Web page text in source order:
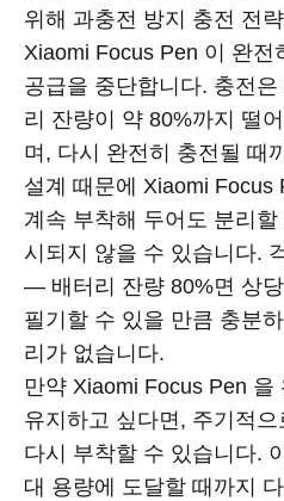
위해 과충전 방지 충전 전
Xiaomi Focus Pen 이 완전
공급을 중단합니다. 충전
리 잔량이 약 80%까지 떨
며, 다시 완전히 충전될 때
설계 때문에 Xiaomi Focus
계속 부착해 두어도 분리
시되지 않을 수 있습니다.
— 배터리 잔량 80%면 상
필기할 수 있을 만큼 충분
리가 없습니다.
만약 Xiaomi Focus Pen 을
유지하고 싶다면, 주기적
다시 부착할 수 있습니다.
대 용량에 도달할 때까지